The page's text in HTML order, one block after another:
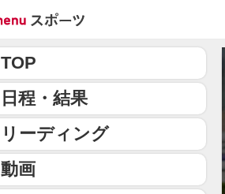
TOP
日程・結果
リーディング
動画